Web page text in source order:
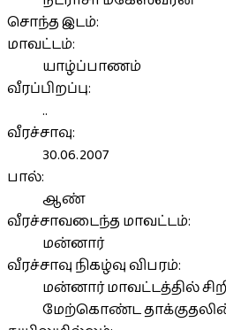
சொந்த இடம்:
மாவட்டம்:
யாழ்ப்பாணம்
வீரப்பிறப்பு:
..
வீரச்சாவு:
30.06.2007
பால்:
ஆண்
வீரச்சாவடைந்த மாவட்டம்:
மன்னார்
வீரச்சாவு நிகழ்வு விபரம்:
மன்னார் மாவட்டத்தில்
மேற்கொண்ட